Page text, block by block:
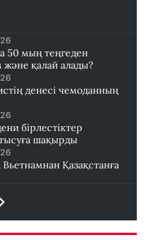
50 мың теңгеден
және қалай алады?
денесі чемоданның
бірлестіктер
шақырды
Қазақстанға